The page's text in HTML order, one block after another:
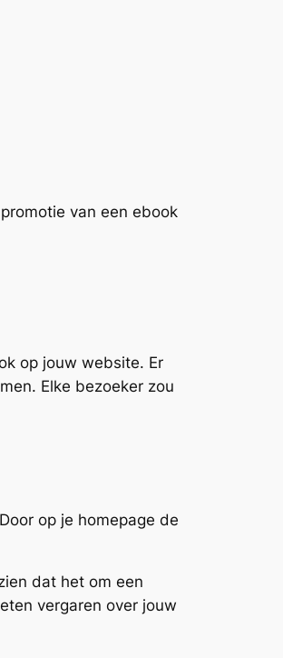
van een ebook
op jouw website. Er
Elke bezoeker zou
op je homepage de
dat het om een
vergaren over jouw